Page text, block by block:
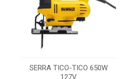
SERRA TICO-TICO 650W
127V